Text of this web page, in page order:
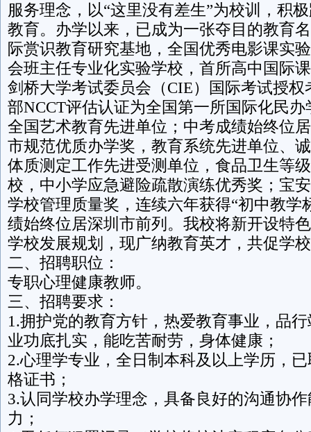
服务理念，以“这里没有差生”为校训，积
教育。办学以来，已成为一张夺目的教育
际赏识教育研究基地，全国优秀电影课实
会班主任专业化实验学校，首所高中国际
剑桥大学考试委员会（CIE）国际考试授权
部NCCT评估认证为全国第一所国际化民
全国艺术教育先进单位；中考成绩始终位
市规范优质办学奖，教育系统先进单位、
体质测定工作先进受测单位，食品卫生等
校，中小学应急避险疏散演练优秀奖；宝
学校管理质量奖，连续六年获得“初中教学
绩始终位居深圳市前列。我校将新开设特
学校发展规划，现广纳教育英才，共促学
二、招聘职位：
专职心理健康教师。
三、招聘要求：
1.拥护党的教育方针，热爱教育事业，品
业功底扎实，能吃苦耐劳，身体健康；
2.心理学专业，全日制本科及以上学历，
格证书；
3.认同学校办学理念，具备良好的沟通协
力；